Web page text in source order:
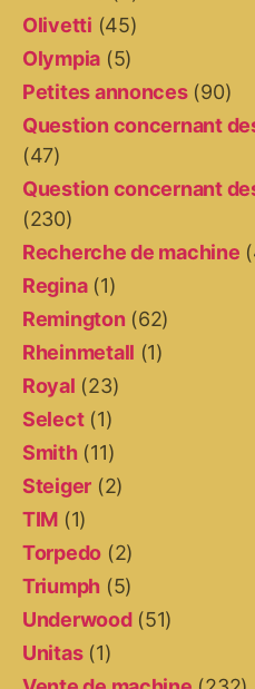
Olivetti (45)
Olympia (5)
Petites annonces(90)
Question concernant
(47)
Question concernant
(230)
Recherche de machine
Regina(1)
Remington (62)
Rheinmetall (1)
Royal (23)
Select(1)
Smith(11)
Steiger (2)
TIM (1)
Torpedo (2)
Triumph (5)
Underwood(51)
Unitas(1)